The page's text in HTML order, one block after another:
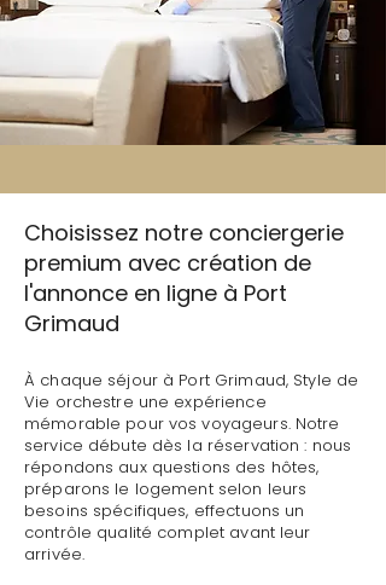
Choisissez notre conciergerie
premium avec création de
l'annonce en ligne à Port
Grimaud
À chaque séjour à Port Grimaud, Style de
Vie orchestre une expérience
mémorable pour vos voyageurs. Notre
service débute dès la réservation : nous
répondons aux questions des hôtes,
préparons le logement selon leurs
besoins spécifiques, effectuons un
contrôle qualité complet avant leur
arrivée.